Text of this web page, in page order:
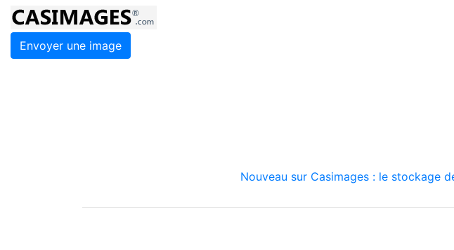
Envoyer une image
Nouveau sur Casimages : le stockage